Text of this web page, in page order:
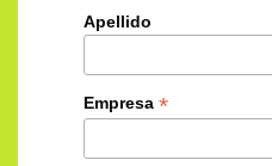
Apellido
Empresa *